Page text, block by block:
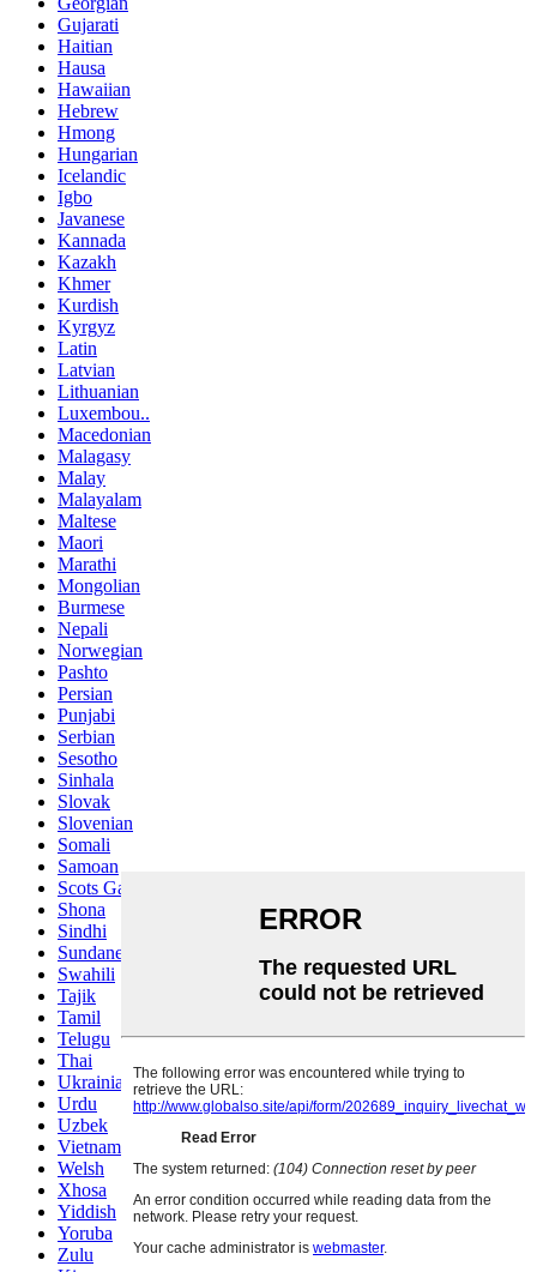
Gujarati
Haitian
Hausa
Hawaiian
Hebrew
Hmong
Hungarian
Icelandic
Igbo
Javanese
Kannada
Kazakh
Khmer
Kurdish
Kyrgyz
Latin
Latvian
Lithuanian
Luxembou..
Macedonian
Malagasy
Malay
Malayalam
Maltese
Maori
Marathi
Mongolian
Burmese
Nepali
Norwegian
Pashto
Persian
Punjabi
Serbian
Sesotho
Sinhala
Slovak
Slovenian
Somali
Samoan
Scots Gaelic
Shona
Sindhi
Sundanese
Swahili
Tajik
Tamil
Telugu
Thai
Ukrainian
Urdu
Uzbek
Vietnamese
Welsh
Xhosa
Yiddish
Yoruba
Zulu